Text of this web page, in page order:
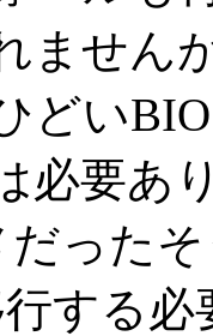
ません
どい
必要あ
ったそ
する必